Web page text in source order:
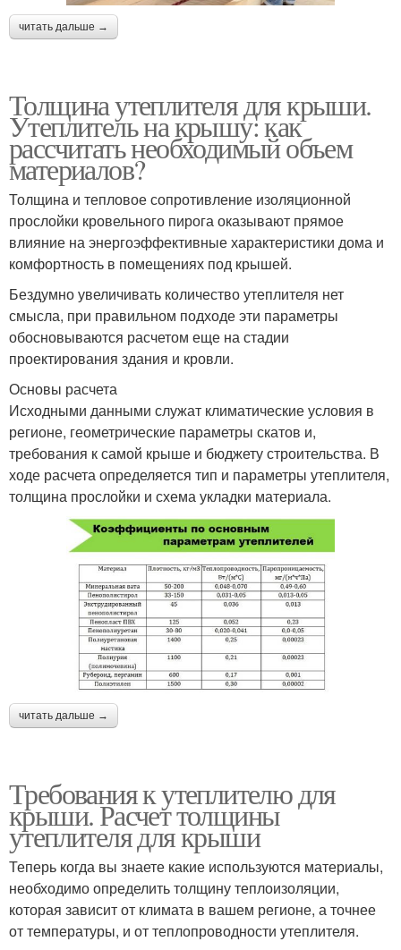
читать дальше →
Толщина утеплителя для крыши.
Утеплитель на крышу: как
рассчитать необходимый объем
материалов?
Толщина и тепловое сопротивление изоляционной
прослойки кровельного пирога оказывают прямое
влияние на энергоэффективные характеристики дома и
комфортность в помещениях под крышей.
Бездумно увеличивать количество утеплителя нет
смысла, при правильном подходе эти параметры
обосновываются расчетом еще на стадии
проектирования здания и кровли.
Основы расчета
Исходными данными служат климатические условия в
регионе, геометрические параметры скатов и,
требования к самой крыше и бюджету строительства. В
ходе расчета определяется тип и параметры утеплителя,
толщина прослойки и схема укладки материала.
читать дальше →
Требования к утеплителю для
крыши. Расчет толщины
утеплителя для крыши
Теперь когда вы знаете какие используются материалы,
необходимо определить толщину теплоизоляции,
которая зависит от климата в вашем регионе, а точнее
от температуры, и от теплопроводности утеплителя.